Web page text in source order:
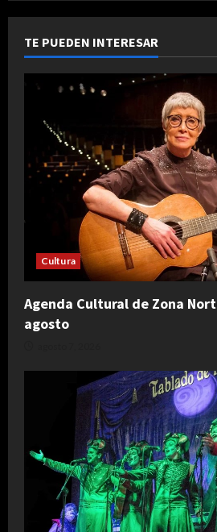
TE PUEDEN INTERESAR
Cultura
Agenda Cultural de Zona
agosto